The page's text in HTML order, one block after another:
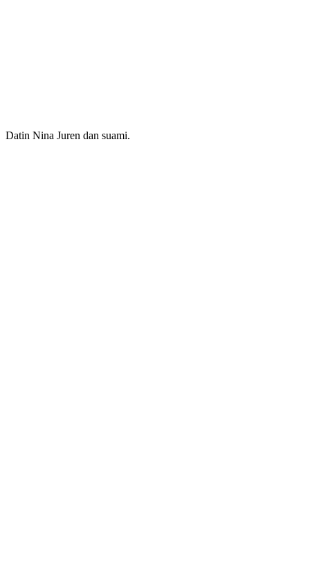
Datin Nina Juren dan suami.